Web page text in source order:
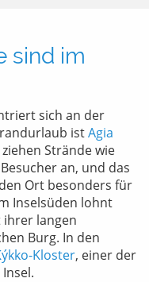
sind im
sich an der
istAgia
Strände wie
an, und das
Ort besonders für
Inselsüden lohnt
ihrer langen
Burg. In den
Kloster, einer der